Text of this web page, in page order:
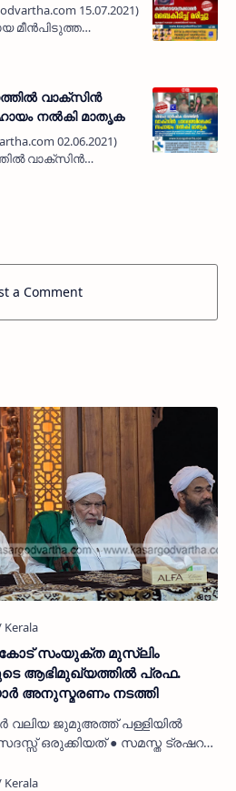
15.07.2021)
മീൻപിടുത്ത
പരേതനായ
മകൻ കെ സതീഷ്
വാക്‌സിൻ
നൽകി മാതൃക
02.06.2021)
വാക്‌സിൻ
മാതൃകയായി.
കാസർകോട്ടെ
a Comment
സംയുക്ത മുസ്ലിം
ആഭിമുഖ്യത്തിൽ പ്രഫ.
അനുസ്മരണം നടത്തി
വലിയ ജുമുഅത്ത് പള്ളിയിൽ
ഒരുക്കിയത് ● സമസ്ത ട്രഷറർ